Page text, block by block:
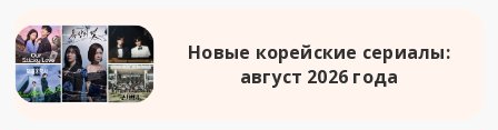
Новые корейские сериалы:
август 2026 года